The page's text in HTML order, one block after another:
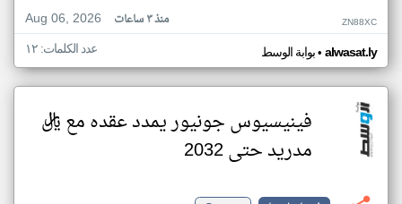
Aug 06, 2026
منذ ٣ ساعات ZN88XC
بوابة الوسط• alwasat.ly عدد الكلمات: ١٢
فينيسيوس جونيور يمدد عقده مع ريال
مدريد حتى 2032